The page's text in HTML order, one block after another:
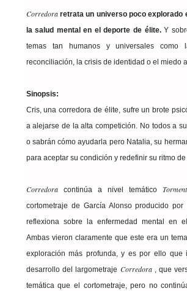
Corredora retrata un universo poco explorado
la salud mental en el deporte de élite.Y
temas tan humanos y universales como
reconciliación, la crisis de identidad o el miedo
Sinopsis:
Cris, una corredora de élite, sufre un brote
a alejarse de la alta competición. No todos a
o sabrán cómo ayudarla pero Natalia, su
para aceptar su condición y redefinir su ritmo de
Corredoracontinúa a nivel temático
cortometraje de García Alonso producido por
reflexiona sobre la enfermedad mental en
Ambas vieron claramente que este era un
exploración más profunda, y es por ello que
desarrollo del largometraje Corredora, que
temática que el cortometraje, pero no